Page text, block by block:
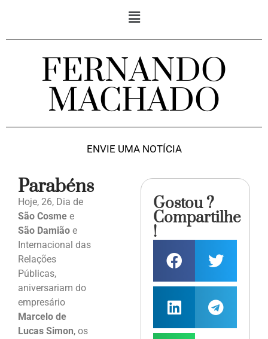
FERNANDO
MACHADO
ENVIE UMA NOTÍCIA
Parabéns
Hoje, 26, Dia de
São Cosme e
São Damião e
Internacional das
Relações
Públicas,
aniversariam do
empresário
Marcelo de
Lucas Simon, os
Gostou ?
Compartilhe
!